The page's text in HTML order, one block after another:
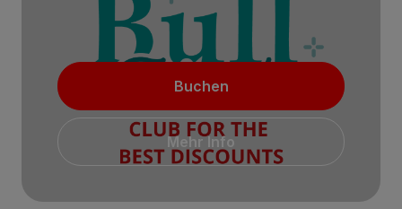
Buchen
Mehr Info